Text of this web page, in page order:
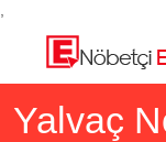
Yalvaç